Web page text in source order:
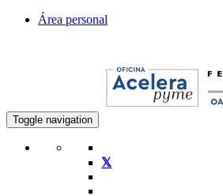
Área personal
Toggle navigation